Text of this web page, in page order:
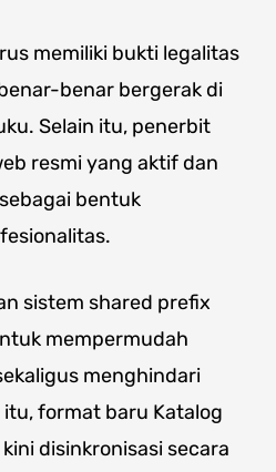
memiliki bukti legalitas
benar bergerak di
Selain itu, penerbit
resmi yang aktif dan
bentuk
sistem shared prefix
mempermudah
menghindari
format baru Katalog
disinkronisasi secara